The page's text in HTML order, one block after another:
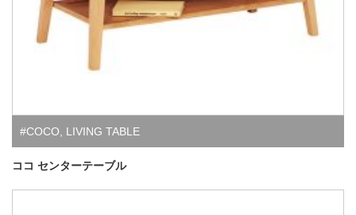
#COCO LIVING TABLE
ココ センターテーブル